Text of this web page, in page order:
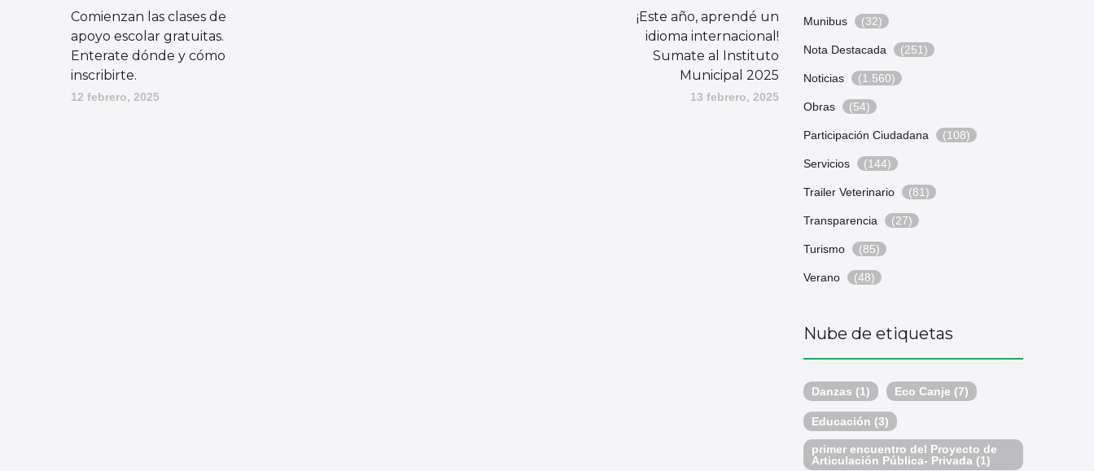
Comienzan las clases de
apoyo escolar gratuitas.
Enterate dónde y cómo
inscribirte.
12 febrero, 2025
¡Este año, aprendé un
idioma internacional!
Sumate al Instituto
Municipal 2025
13 febrero, 2025
Munibus (32)
Nota Destacada (251)
Noticias (1.560)
Obras (54)
Participación Ciudadana (108)
Servicios (144)
Trailer Veterinario (81)
Transparencia (27)
Turismo (85)
Verano (48)
Nube de etiquetas
Danzas (1) Eco Canje (7)
Educación (3)
primer encuentro del Proyecto de
Articulación Pública- Privada (1)